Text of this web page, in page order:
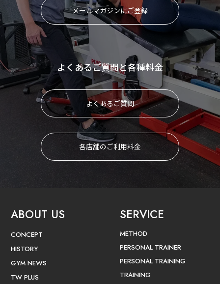
メールマガジンにご登録
よくあるご質問と各種料金
よくあるご質問
各店舗のご利用料金
ABOUT US
CONCEPT
HISTORY
GYM NEWS
TW PLUS
SERVICE
METHOD
PERSONAL TRAINER
PERSONAL TRAINING
TRAINING